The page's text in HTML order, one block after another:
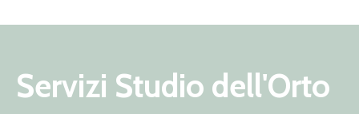
Servizi Studio dell'Orto